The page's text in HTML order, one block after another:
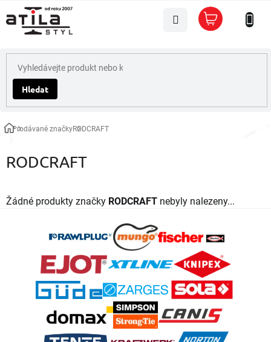
na
obsah
Hledat
Nákupní
košík
DomůProdávané značkyRODCRAFT
RODCRAFT
Žádné produkty značky RODCRAFT nebyly nalezeny...